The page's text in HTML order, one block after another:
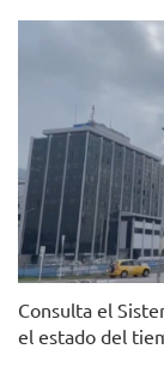
Consulta el
el estado del